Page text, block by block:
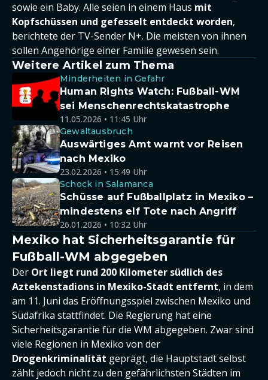
sowie ein Baby. Alle seien in einem Haus mit
Kopfschüssen und gefesselt entdeckt worden,
berichtete der TV-Sender N+. Die meisten von ihnen
sollen Angehörige einer Familie gewesen sein.
Weitere Artikel zum Thema
Minderheiten in Gefahr
Human Rights Watch: Fußball-WM
sei Menschenrechtskatastrophe
11.05.2026 • 11:45 Uhr
Gewaltausbruch
Auswärtiges Amt warnt vor Reisen
nach Mexiko
23.02.2026 • 15:49 Uhr
Schock in Salamanca
Schüsse auf Fußballplatz in Mexiko –
mindestens elf Tote nach Angriff
26.01.2026 • 10:32 Uhr
Mexiko hat Sicherheitsgarantie für
Fußball-WM abgegeben
Der Ort liegt rund 200 Kilometer südlich des
Aztekenstadions in Mexiko-Stadt entfernt, in dem
am 11. Juni das Eröffnungsspiel zwischen Mexiko und
Südafrika stattfindet. Die Regierung hat eine
Sicherheitsgarantie für die WM abgegeben. Zwar sind
viele Regionen in Mexiko von der
Drogenkriminalität geprägt, die Hauptstadt selbst
zählt jedoch nicht zu den gefährlichsten Städten im